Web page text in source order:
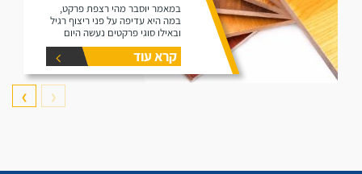
במאמר יוסבר מהי רצפת פרקט,
במה היא עדיפה על פני ריצוף רגיל
ובאילו סוגי פרקטים נעשה היום
שימוש בשוק (למינציה ועץ גושני).
קרא עוד
❮
❯